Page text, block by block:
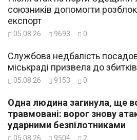
союзників допомогти
експорт
05.08.26 9693 0
Службова недбалість
міськраді призвела до
05.08.26 9153 0
Одна людина загинула, ще
травмовані: ворог знову
ударними безпілотниками
05.08.26 9504 2